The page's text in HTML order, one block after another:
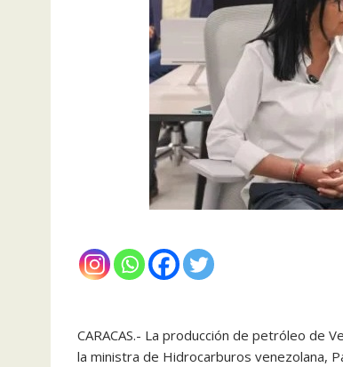
CARACAS.- La producción de petróleo de
la ministra de Hidrocarburos venezolana,